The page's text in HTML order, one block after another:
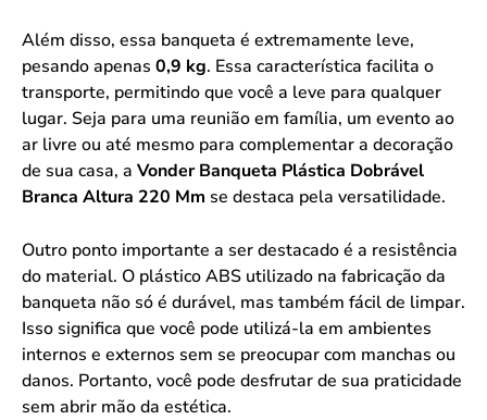
Além disso, essa banqueta é extremamente leve,
pesando apenas 0,9 kg. Essa característica facilita o
transporte, permitindo que você a leve para qualquer
lugar. Seja para uma reunião em família, um evento ao
ar livre ou até mesmo para complementar a decoração
de sua casa, a Vonder Banqueta Plástica Dobrável
Branca Altura 220 Mm se destaca pela versatilidade.
Outro ponto importante a ser destacado é a resistência
do material. O plástico ABS utilizado na fabricação da
banqueta não só é durável, mas também fácil de limpar.
Isso significa que você pode utilizá-la em ambientes
internos e externos sem se preocupar com manchas ou
danos. Portanto, você pode desfrutar de sua praticidade
sem abrir mão da estética.